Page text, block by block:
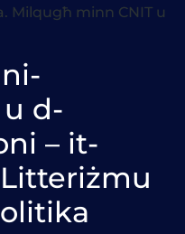
Milqugħ minn CNIT u
d-
– it-